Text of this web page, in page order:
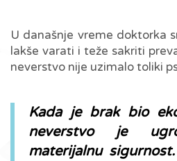
U današnje vreme doktorka
lakše varati i teže sakriti
neverstvo nije uzimalo toliki
Kada je brak bio
neverstvo je
materijalnu